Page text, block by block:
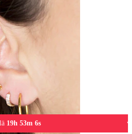
korukivillä
19h 53m 6s